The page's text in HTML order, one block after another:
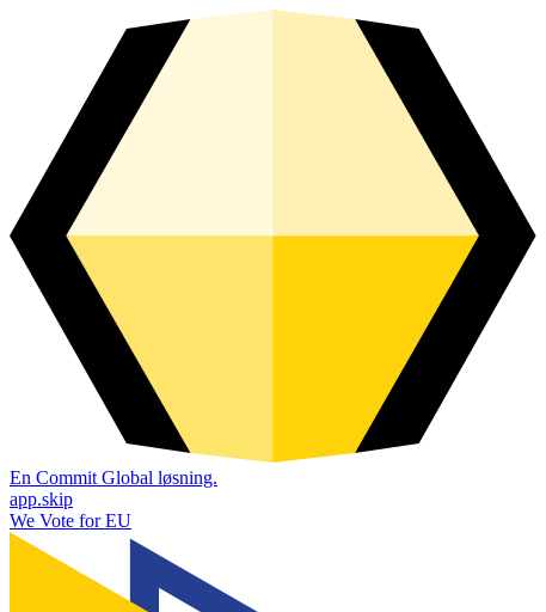
En Commit Global løsning.
app.skip
We Vote for EU